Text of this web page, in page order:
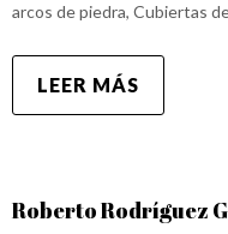
arcos de piedra, Cubiertas
LEER MÁS
Roberto Rodríguez